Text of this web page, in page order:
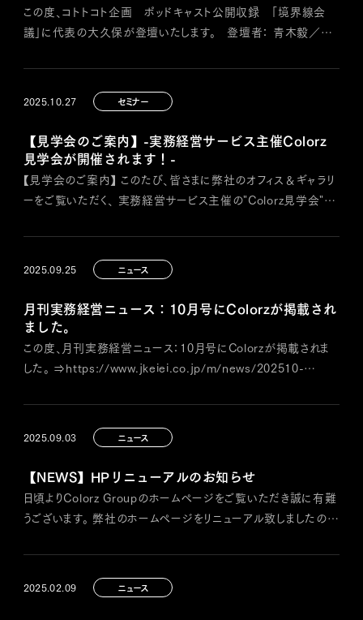
この度、コトトコト企画 ポッドキャスト公開収録 「境界線会
議」に代表の大久保が登壇いたします。 登壇者： 青木毅／株
株式会社 代表取締役 大久保圭太／Colorz国際税理士法
人 代表社員 久野勝也／社会保険労務士法人とうかい 代
表 向井蘭／杜若経営法律事務所 弁護士 MC：円道一樹
日時：2026年5月31日（…
2025.10.27 セミナー
【見学会のご案内】-実務経営サービス主催Colorz
見学会が開催されます！-
【見学会のご案内】 このたび、皆さまに弊社のオフィス＆ギャラリ
ーをご覧いただく、 実務経営サービス主催の"Colorz見学会"が
https://www.jkeiei.co.jp/m/seminar/20251121-colorz/
・日時：11月21日（金）13:30～17:30 懇親会: 18:00～（見
学会終了後） ・場所：ビジョン…
2025.09.25 ニュース
月刊実務経営ニュース：10月号にColorzが掲載され
ました。
この度、月刊実務経営ニュース：10月号にColorzが掲載されま
した。 ⇒https://www.jkeiei.co.jp/m/news/202510-
とり３０００万円の生産性を実現するColorz国際税理士法人」
このタイトルのもと、Colorz国際税理士法人が提供する 財務コ
ンサルティングと税務顧問の概要 を中心に、…
2025.09.03 ニュース
【NEWS】HPリニューアルのお知らせ
日頃よりColorz Groupのホームページをご覧いただき誠に有難
うございます。 弊社のホームページをリニューアル致しましたの
ザインを一新しクライアントの皆様・関係者の方々に、よりColorz
らしさが伝わる内容にいたしました。 引き続き何卒よろしくお願
い申し上げます。 Colorz国際税理士法人 Colorz
2025.02.09 ニュース